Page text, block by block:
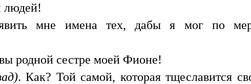
людей!
мне имена тех, дабы я мог по
родной сестре моей Фионе!
. Как? Той самой, которая тщеславится